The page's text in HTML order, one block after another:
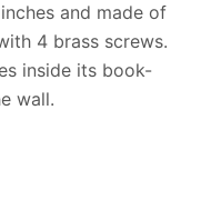
and made of
4 brass screws.
inside its book-
wall.